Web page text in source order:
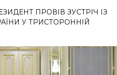
ПРОВІВ ЗУСТРІЧ ІЗ
У ТРИСТОРОННІЙ